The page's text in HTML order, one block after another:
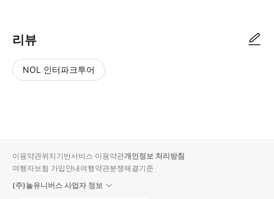
리뷰
NOL 인터파크투어
입니
다.
순
상
이용약관위치기반서비스 이용약관개인정보 처리방침
여행자보험 가입안내여행약관분쟁해결기준
(주)놀유니버스 사업자 정보